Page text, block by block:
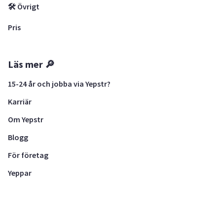
🛠 Övrigt
Pris
Läs mer 🔎
15-24 år och jobba via Yepstr?
Karriär
Om Yepstr
Blogg
För företag
Yeppar